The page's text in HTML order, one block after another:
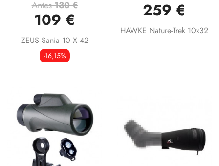
Antes130 €
109 €
ZEUS Sania 10 X 42
-16,15%
259 €
HAWKE Nature-Trek 10x32